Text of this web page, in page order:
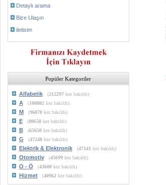
Detaylı arama
Bize Ulaşın
iletisim
Popüler Kategoriler
Alfabetik (212297kez bakıldı)
A (100802kez bakıldı)
M (96070kez bakıldı)
E (80650kez bakıldı)
B (65650kez bakıldı)
G (47248kez bakıldı)
Elektrik & Elektronik (47141 kez bakıldı)
Otomotiv (45699kez bakıldı)
O - Ö (43600kez bakıldı)
Hizmet (40962kez bakıldı)